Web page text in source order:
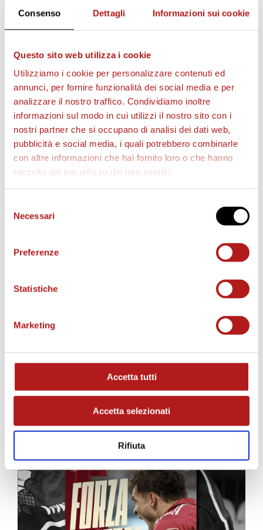
Consenso Dettagli Informazioni sui cookie
Questo sito web utilizza i cookie
Utilizziamo i cookie per personalizzare contenuti ed
annunci, per fornire funzionalità dei social media e per
analizzare il nostro traffico. Condividiamo inoltre
informazioni sul modo in cui utilizzi il nostro sito con i
nostri partner che si occupano di analisi dei dati web,
pubblicità e social media, i quali potrebbero combinarle
con altre informazioni che hai fornito loro o che hanno
raccolto dal tuo utilizzo dei loro servizi.
delNecessari
Preferenze
Statistiche
Marketing
Accetta tutti
Accetta selezionati
Rifiuta
BIGLIETTI
AS CITTADELLA STORE
MATCH PROGRAM